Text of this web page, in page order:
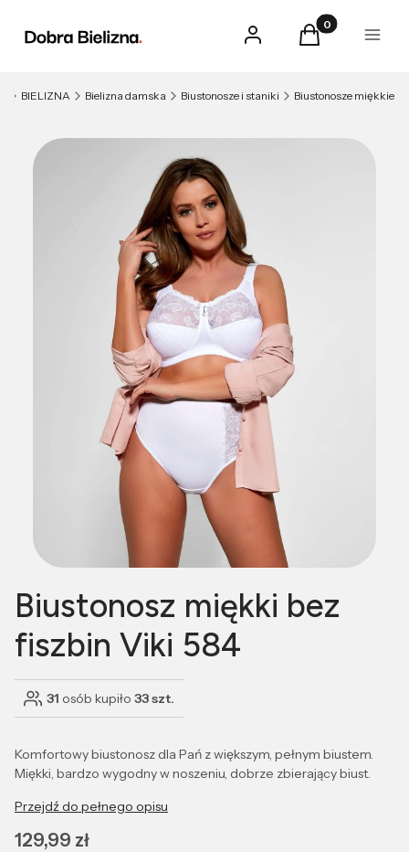
Zaloguj sięProdukty w
Koszyk Menu
BIELIZNA Bielizna damska Biustonosze i staniki Biustonosze miękkie
Biustonosz miękki bez
fiszbin Viki 584
31 osób kupiło 33 szt.
Komfortowy biustonosz dla Pań z większym, pełnym biustem.
Miękki, bardzo wygodny w noszeniu, dobrze zbierający biust.
Przejdź do pełnego opisu
Cena
129,99 zł